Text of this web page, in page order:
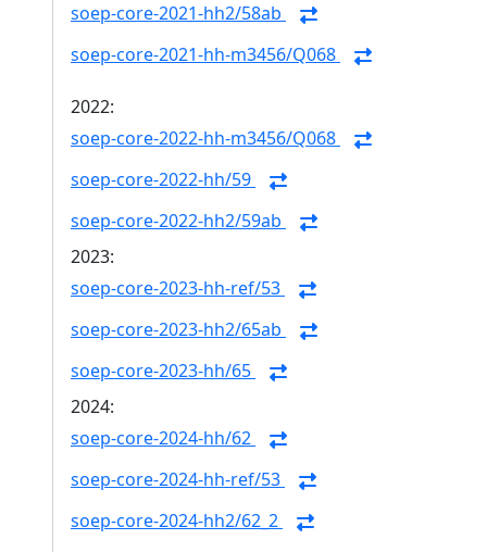
soep-core-2021-hh2/58ab
soep-core-2021-hh-m3456/Q068
2022:
soep-core-2022-hh-m3456/Q068
soep-core-2022-hh/59
soep-core-2022-hh2/59ab
2023:
soep-core-2023-hh-ref/53
soep-core-2023-hh2/65ab
soep-core-2023-hh/65
2024:
soep-core-2024-hh/62
soep-core-2024-hh-ref/53
soep-core-2024-hh2/62_2